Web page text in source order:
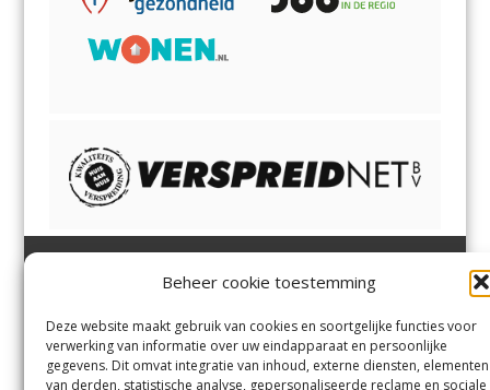
Beheer cookie toestemming
Deze website maakt gebruik van cookies en soortgelijke functies voor
verwerking van informatie over uw eindapparaat en persoonlijke
gegevens. Dit omvat integratie van inhoud, externe diensten, elementen
van derden, statistische analyse, gepersonaliseerde reclame en sociale
Margadantstraat 34
1976 DN IJmuiden
023-8200170
info@heemsteder.nl
Bennebroek,Vogelenzang,
OverveenenAerdenhout